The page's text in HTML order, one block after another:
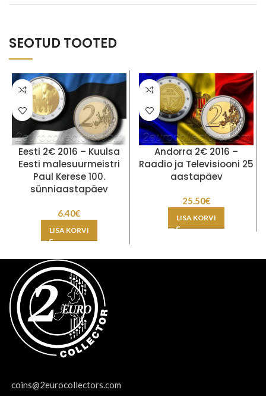
SEOTUD TOOTED
Eesti 2€ 2016 – Kuulsa
Eesti malesuurmeistri
Paul Kerese 100.
sünniaastapäev
6.40€
LISA KORVI
Andorra 2€ 2016 –
Raadio ja Televisiooni 25
aastapäev
25.50€
LISA KORVI
coins@2eurocollectors.com